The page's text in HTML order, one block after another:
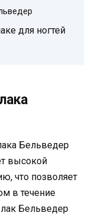
для ногтей
Бельведер
высокой
что позволяет
в течение
Бельведер